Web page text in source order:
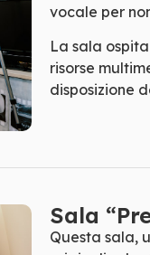
vocale per
La sala
risorse
disposizione
Sala
Questa sala,